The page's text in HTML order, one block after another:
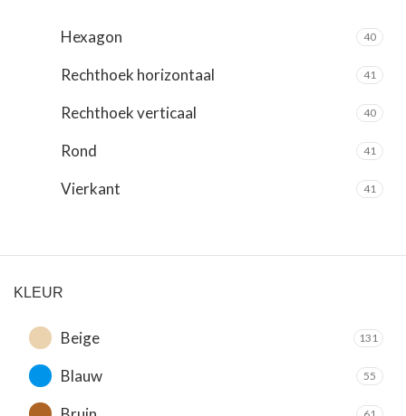
Hexagon 40
Rechthoek horizontaal 41
Rechthoek verticaal 40
Rond 41
Vierkant 41
KLEUR
Beige 131
Blauw 55